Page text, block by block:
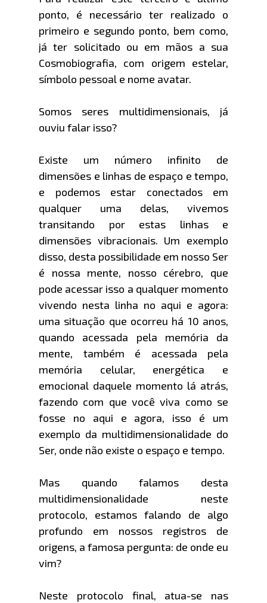
ponto, é necessário ter realizado o
primeiro e segundo ponto, bem como,
já ter solicitado ou em mãos a sua
Cosmobiografia, com origem estelar,
símbolo pessoal e nome avatar.
Somos seres multidimensionais, já
ouviu falar isso?
Existe um número infinito de
dimensões e linhas de espaço e tempo,
e podemos estar conectados em
qualquer uma delas, vivemos
transitando por estas linhas e
dimensões vibracionais. Um exemplo
disso, desta possibilidade em nosso Ser
é nossa mente, nosso cérebro, que
pode acessar isso a qualquer momento
vivendo nesta linha no aqui e agora:
uma situação que ocorreu há 10 anos,
quando acessada pela memória da
mente, também é acessada pela
memória celular, energética e
emocional daquele momento lá atrás,
fazendo com que você viva como se
fosse no aqui e agora, isso é um
exemplo da multidimensionalidade do
Ser, onde não existe o espaço e tempo.
Mas quando falamos desta
multidimensionalidade neste
protocolo, estamos falando de algo
profundo em nossos registros de
origens, a famosa pergunta: de onde eu
vim?
Neste protocolo final, atua-se nas